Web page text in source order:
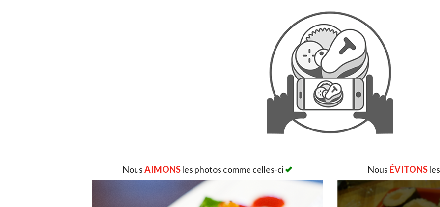
NousAIMONSles photos comme celles-ci Nous ÉVITONS